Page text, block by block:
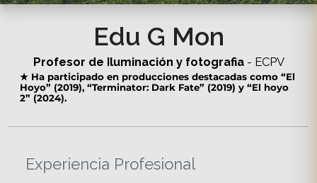
Edu G Mon
Profesor de Iluminación y fotografia- ECPV
★ Ha participado en producciones destacadas como “El
Hoyo” (2019), “Terminator: Dark Fate” (2019) y “El hoyo
2” (2024).
Experiencia Profesional